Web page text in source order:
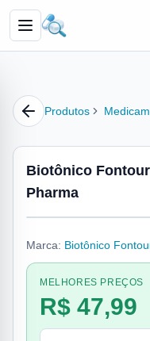
Produtos
Biotônico
Pharma
Marca: Biotônico
MELHORES PREÇOS
R$ 47,99